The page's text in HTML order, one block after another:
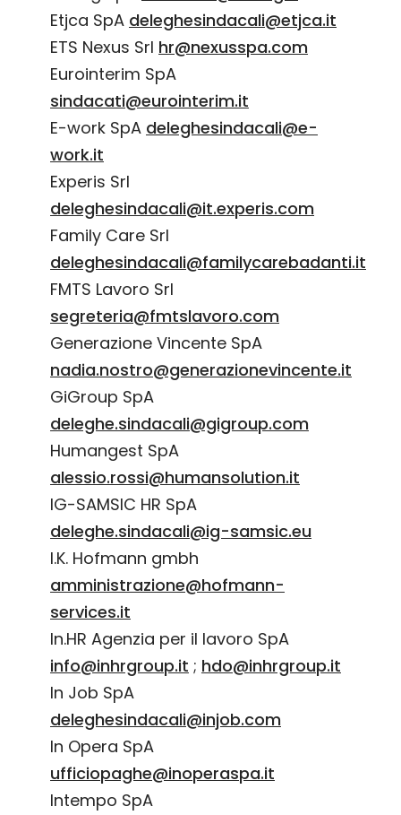
Etjca SpA deleghesindacali@etjca.it
ETS Nexus Srl hr@nexusspa.com
Eurointerim SpA
sindacati@eurointerim.it
E-work SpA deleghesindacali@e-
work.it
Experis Srl
deleghesindacali@it.experis.com
Family Care Srl
deleghesindacali@familycarebadanti.it
FMTS Lavoro Srl
segreteria@fmtslavoro.com
Generazione Vincente SpA
nadia.nostro@generazionevincente.it
GiGroup SpA
deleghe.sindacali@gigroup.com
Humangest SpA
alessio.rossi@humansolution.it
IG-SAMSIC HR SpA
deleghe.sindacali@ig-samsic.eu
I.K. Hofmann gmbh
amministrazione@hofmann-
services.it
In.HR Agenzia per il lavoro SpA
info@inhrgroup.it ; hdo@inhrgroup.it
In Job SpA
deleghesindacali@injob.com
In Opera SpA
ufficiopaghe@inoperaspa.it
Intempo SpA